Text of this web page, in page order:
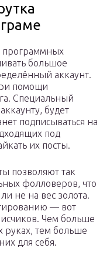
программных
большое
аккаунт.
помощи
Специальный
будет
подписываться на
под
их посты.
позволяют так
фолловеров, что
не на вес золота.
— вот
Чем больше
руках, тем больше
для себя.